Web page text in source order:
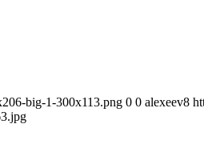
big-1-300x113.png 0 0 alexeev8